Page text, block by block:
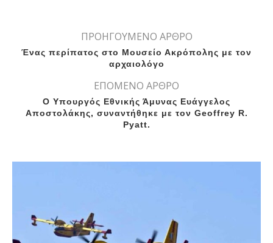
ΠΡΟΗΓΟΥΜΕΝΟ ΑΡΘΡΟ
Ένας περίπατος στο Μουσείο Ακρόπολης με τον
αρχαιολόγο
ΕΠΟΜΕΝΟ ΑΡΘΡΟ
O Υπουργός Εθνικής Άμυνας Ευάγγελος
Αποστολάκης, συναντήθηκε με τον Geoffrey R.
Pyatt.